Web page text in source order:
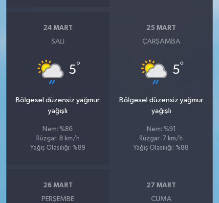
24 MART
SALI
5°
Bölgesel düzensiz yağmur
yağışlı
Nem: %86
Rüzgar: 8 km/h
Yağış Olasılığı: %89
25 MART
ÇARŞAMBA
5°
Bölgesel düzensiz yağmur
yağışlı
Nem: %91
Rüzgar: 7 km/h
Yağış Olasılığı: %88
26 MART
PERŞEMBE
27 MART
CUMA